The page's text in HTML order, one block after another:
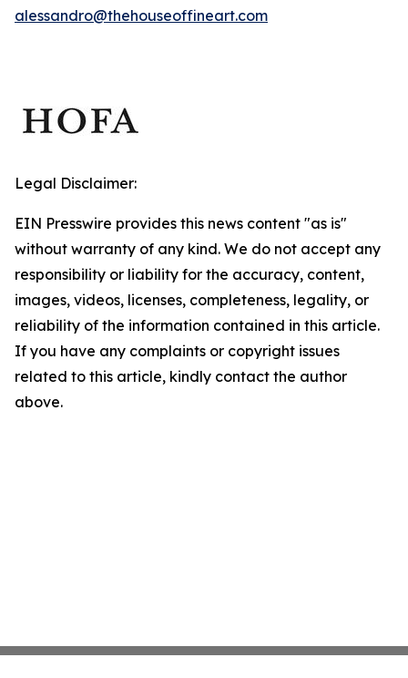
alessandro@thehouseoffineart.com
Legal Disclaimer:
EIN Presswire provides this news content "as is"
without warranty of any kind. We do not accept any
responsibility or liability for the accuracy, content,
images, videos, licenses, completeness, legality, or
reliability of the information contained in this article.
If you have any complaints or copyright issues
related to this article, kindly contact the author
above.